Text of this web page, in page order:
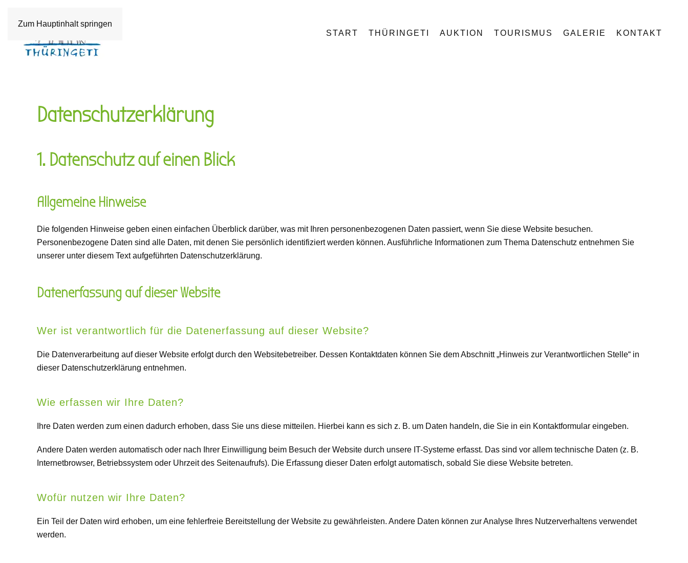
Zum Hauptinhalt springen
START
THÜRINGETI AUKTION TOURISMUS GALERIE KONTAKT
Datenschutz­erklärung
1. Datenschutz auf einen Blick
Allgemeine Hinweise
Die folgenden Hinweise geben einen einfachen Überblick darüber, was mit Ihren personenbezogenen Daten passiert, wenn Sie diese Website besuchen.
Personenbezogene Daten sind alle Daten, mit denen Sie persönlich identifiziert werden können. Ausführliche Informationen zum Thema Datenschutz entnehmen Sie
unserer unter diesem Text aufgeführten Datenschutzerklärung.
Datenerfassung auf dieser Website
Wer ist verantwortlich für die Datenerfassung auf dieser Website?
Die Datenverarbeitung auf dieser Website erfolgt durch den Websitebetreiber. Dessen Kontaktdaten können Sie dem Abschnitt „Hinweis zur Verantwortlichen Stelle“ in
dieser Datenschutzerklärung entnehmen.
Wie erfassen wir Ihre Daten?
Ihre Daten werden zum einen dadurch erhoben, dass Sie uns diese mitteilen. Hierbei kann es sich z. B. um Daten handeln, die Sie in ein Kontaktformular eingeben.
Andere Daten werden automatisch oder nach Ihrer Einwilligung beim Besuch der Website durch unsere IT-Systeme erfasst. Das sind vor allem technische Daten (z. B.
Internetbrowser, Betriebssystem oder Uhrzeit des Seitenaufrufs). Die Erfassung dieser Daten erfolgt automatisch, sobald Sie diese Website betreten.
Wofür nutzen wir Ihre Daten?
Ein Teil der Daten wird erhoben, um eine fehlerfreie Bereitstellung der Website zu gewährleisten. Andere Daten können zur Analyse Ihres Nutzerverhaltens verwendet
werden.